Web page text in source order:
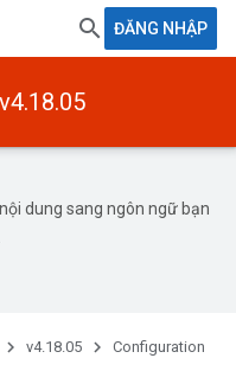
ĐĂNG NHẬP
v4.18.05
dung sang ngôn ngữ bạn
v4.18.05 Configuration